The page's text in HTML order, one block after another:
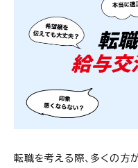
転職を考える際、多くの方